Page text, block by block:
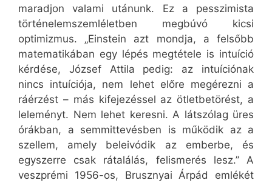
maradjon valami utánunk. Ez a pesszimista
történelemszemléletben megbúvó kicsi
optimizmus. „Einstein azt mondja, a felsőbb
matematikában egy lépés megtétele is intuíció
kérdése, József Attila pedig: az intuíciónak
nincs intuíciója, nem lehet előre megérezni a
ráérzést – más kifejezéssel az ötletbetörést, a
leleményt. Nem lehet keresni. A látszólag üres
órákban, a semmittevésben is működik az a
szellem, amely beleivódik az emberbe, és
egyszerre csak rátalálás, felismerés lesz.” A
veszprémi 1956-os, Brusznyai Árpád emlékét